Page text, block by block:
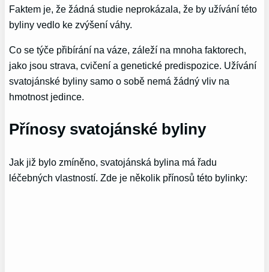
Faktem je, že žádná studie neprokázala, že by užívání této
byliny vedlo ke zvýšení váhy.
Co se týče přibírání na váze, záleží na mnoha faktorech,
jako jsou strava, cvičení a genetické predispozice. Užívání
svatojánské byliny samo o sobě nemá žádný vliv na
hmotnost jedince.
Přínosy svatojánské byliny
Jak již bylo zmíněno, svatojánská bylina má řadu
léčebných vlastností. Zde je několik přínosů této bylinky: